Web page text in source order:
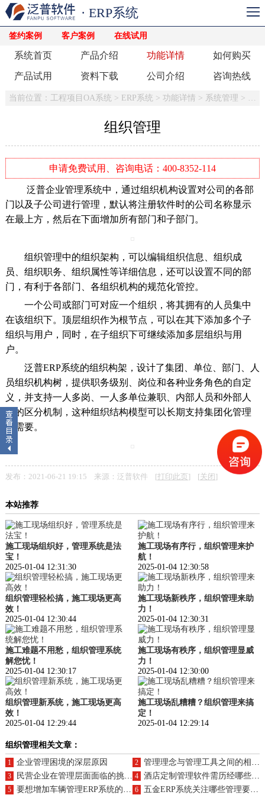
签约案例 客户案例 在线试用
· ERP系统
系统首页 产品介绍 功能详情 如何购买
产品试用 资料下载 公司介绍 咨询热线
当前位置： 工程项目OA系统 > ERP系统 > 功能详情 > 系统管理 >
组织管理
申请免费试用、咨询电话：400-8352-114
泛普企业管理系统中，通过组织机构设置对公司的各部
门以及子公司进行管理，默认将注册软件时的公司名称显示
在最上方，然后在下面增加所有部门和子部门。
组织管理中的组织架构，可以编辑组织信息、组织成
员、组织职务、组织属性等详细信息，还可以设置不同的部
门，有利于各部门、各组织机构的规范化管控。
一个公司或部门可对应一个组织，将其拥有的人员集中
在该组织下。顶层组织作为根节点，可以在其下添加多个子
组织与用户，同时，在子组织下可继续添加多层组织与用
户。
泛普ERP系统的组织构架，设计了集团、单位、部门、人
员组织机构树，提供职务级别、岗位和各种业务角色的自定
义，并支持一人多岗、一人多单位兼职、内部人员和外部人
员的区分机制，这种组织结构模型可以长期支持集团化管理
的需要。
发布：2021-06-21 19:15 来源：泛普软件 [打印此页] [关闭 ]
本站推荐
施工现场组织好，管理系统是法
宝！
2025-01-04 12:31:30
施工现场有序行，组织管理来护
航！
2025-01-04 12:30:58
组织管理轻松搞，施工现场更高
效！
2025-01-04 12:30:44
施工现场新秩序，组织管理来助
力！
2025-01-04 12:30:31
施工难题不用愁，组织管理系统
解您忧！
2025-01-04 12:30:17
施工现场有秩序，组织管理显威
力！
2025-01-04 12:30:00
组织管理新系统，施工现场更高
效！
2025-01-04 12:29:44
施工现场乱糟糟？组织管理来搞
定！
2025-01-04 12:29:14
组织管理相关文章：
1 企业管理困境的深层原因 2 管理理念与管理工具之间的相互作用与依存关系
3 民营企业在管理层面面临的挑战与不足 4 酒店定制管理软件需历经哪些环节？定制软件比通用软件更优吗？
5 要想增加车辆管理ERP系统的价值，掌握正确的方法是关键所在！ 6 五金ERP系统关注哪些管理要点？如何企业带来帮助？